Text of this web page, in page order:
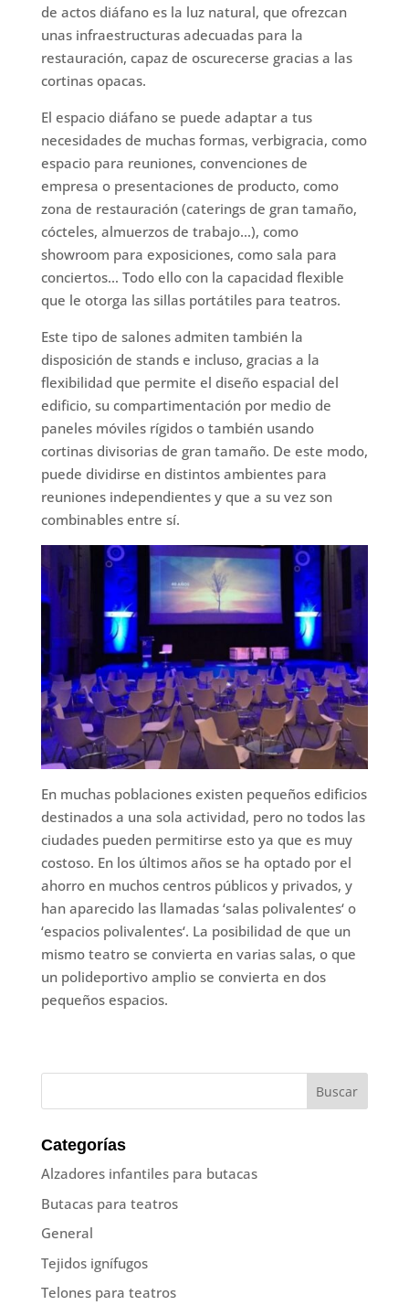
de actos diáfano es la luz natural, que ofrezcan
unas infraestructuras adecuadas para la
restauración, capaz de oscurecerse gracias a las
cortinas opacas.
El espacio diáfano se puede adaptar a tus
necesidades de muchas formas, verbigracia, como
espacio para reuniones, convenciones de
empresa o presentaciones de producto, como
zona de restauración (caterings de gran tamaño,
cócteles, almuerzos de trabajo…), como
showroom para exposiciones, como sala para
conciertos… Todo ello con la capacidad flexible
que le otorga las sillas portátiles para teatros.
Este tipo de salones admiten también la
disposición de stands e incluso, gracias a la
flexibilidad que permite el diseño espacial del
edificio, su compartimentación por medio de
paneles móviles rígidos o también usando
cortinas divisorias de gran tamaño. De este modo,
puede dividirse en distintos ambientes para
reuniones independientes y que a su vez son
combinables entre sí.
En muchas poblaciones existen pequeños edificios
destinados a una sola actividad, pero no todos las
ciudades pueden permitirse esto ya que es muy
costoso. En los últimos años se ha optado por el
ahorro en muchos centros públicos y privados, y
han aparecido las llamadas ‘salas polivalentes‘ o
‘espacios polivalentes‘. La posibilidad de que un
mismo teatro se convierta en varias salas, o que
un polideportivo amplio se convierta en dos
pequeños espacios.
Categorías
Alzadores infantiles para butacas
Butacas para teatros
General
Tejidos ignífugos
Telones para teatros